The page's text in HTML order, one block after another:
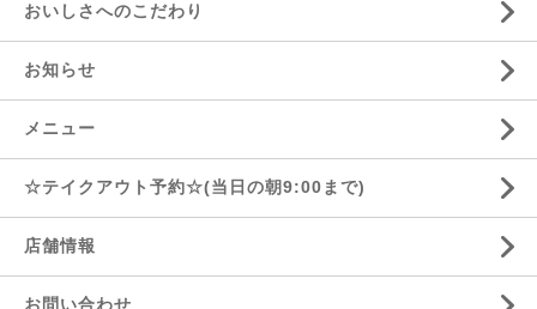
おいしさへのこだわり
お知らせ
メニュー
☆テイクアウト予約☆(当日の朝9:00まで)
店舗情報
お問い合わせ